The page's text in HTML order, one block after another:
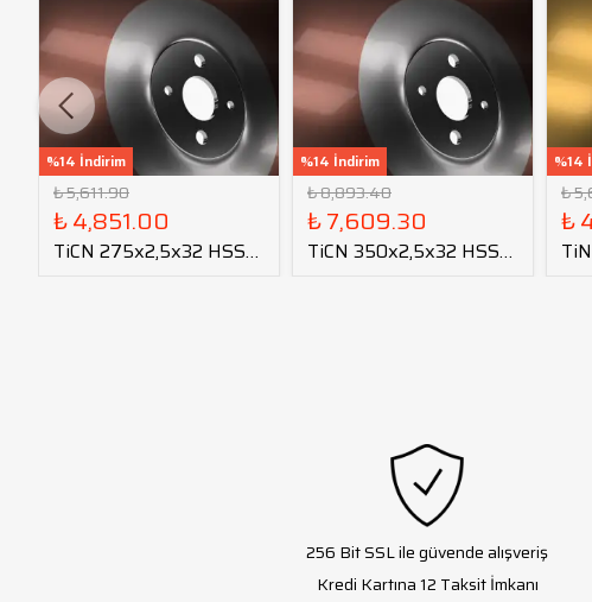
%14 İndirim
₺ 5,611.90
₺ 4,851.00
TiCN 275x2,5x32 HSS
%14 İndirim
₺ 8,893.40
₺ 7,609.30
TiCN 350x2,5x32 HSS
%14
₺
₺
256 Bit SSL ile güvende alışveriş
Kredi Kartına 12 Taksit İmkanı